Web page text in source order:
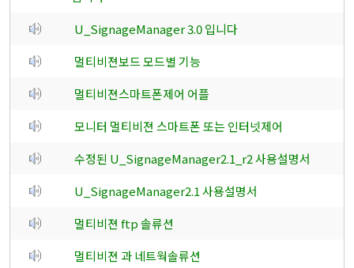
U_SignageManager 3.0 입니다
멀티비젼보드 모드별 기능
멀티비젼스마트폰제어 어플
모니터 멀티비젼 스마트폰 또는 인터넷제어
수정된 U_SignageManager2.1_r2 사용설명서
U_SignageManager2.1 사용설명서
멀티비젼 ftp 솔류션
멀티비젼 과 네트웍솔류션